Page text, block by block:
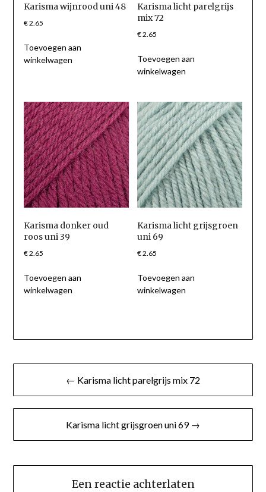
Karisma wijnrood uni 48
€2.65
Toevoegen aan
winkelwagen
Karisma licht parelgrijs
mix 72
€2.65
Toevoegen aan
winkelwagen
Karisma donker oud
roos uni 39
€2.65
Toevoegen aan
winkelwagen
Karisma licht grijsgroen
uni 69
€2.65
Toevoegen aan
winkelwagen
Berichtnavigatie
← Karisma licht parelgrijs mix 72
Karisma licht grijsgroen uni 69 →
Een reactie achterlaten